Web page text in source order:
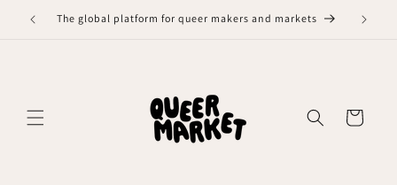
naar deThe global platform for queer makers and markets
Winkelwagen